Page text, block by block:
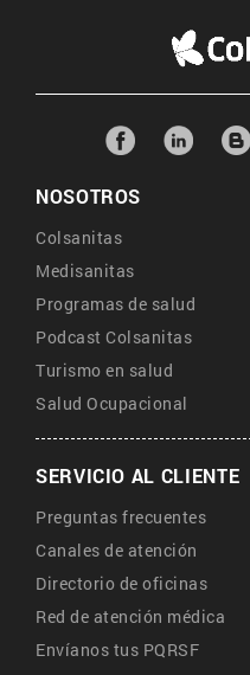
NOSOTROS
Colsanitas
Medisanitas
Programas de salud
Podcast Colsanitas
Turismo en salud
Salud Ocupacional
SERVICIO AL CLIENTE
Preguntas frecuentes
Canales de atención
Directorio de oficinas
Red de atención médica
Envíanos tus PQRSF